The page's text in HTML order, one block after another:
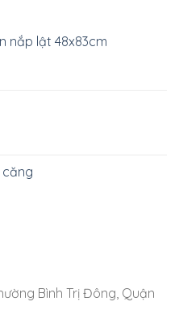
nắp lật 48x83cm
Bình Trị Đông, Quận